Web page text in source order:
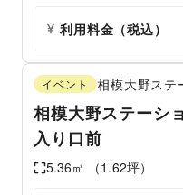
利用料金（税込）
イベント 相模大野ステ
相模大野ステーシ
入り口前
5.36㎡ （1.62坪）